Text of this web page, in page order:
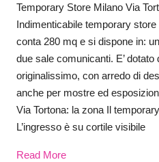
Temporary Store Milano Via
Indimenticabile temporary
conta 280 mq e si dispone in:
due sale comunicanti. E’ dotato
originalissimo, con arredo di
anche per mostre ed
Via Tortona: la zona Il
L’ingresso è su cortile visibile
Read More